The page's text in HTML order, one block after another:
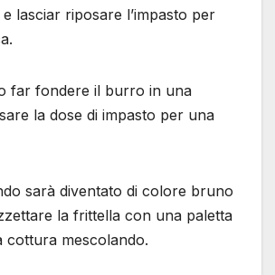
lasciar riposare l’impasto per
far fondere il burro in una
la dose di impasto per una
sarà diventato di colore bruno
la frittella con una paletta
cottura mescolando.